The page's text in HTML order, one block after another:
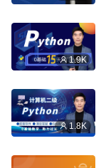
1.9K
1.8K